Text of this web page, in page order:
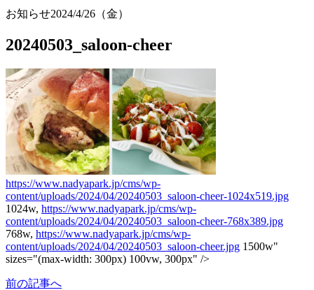
お知らせ2024/4/26（金）
20240503_saloon-cheer
https://www.nadyapark.jp/cms/wp-
content/uploads/2024/04/20240503_saloon-cheer-1024x519.jpg
1024w, https://www.nadyapark.jp/cms/wp-
content/uploads/2024/04/20240503_saloon-cheer-768x389.jpg
768w, https://www.nadyapark.jp/cms/wp-
content/uploads/2024/04/20240503_saloon-cheer.jpg 1500w"
sizes="(max-width: 300px) 100vw, 300px" />
前の記事へ